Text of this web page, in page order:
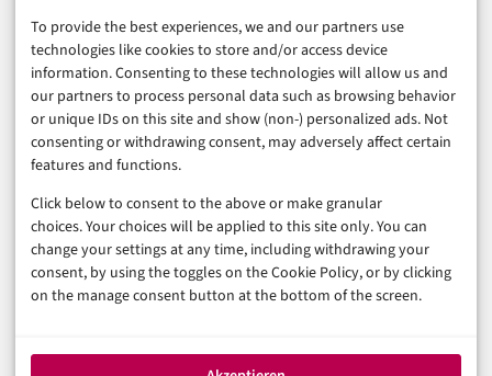
To provide the best experiences, we and our partners use
technologies like cookies to store and/or access device
information. Consenting to these technologies will allow us and
our partners to process personal data such as browsing behavior
or unique IDs on this site and show (non-) personalized ads. Not
consenting or withdrawing consent, may adversely affect certain
features and functions.
Click below to consent to the above or make granular
choices. Your choices will be applied to this site only. You can
change your settings at any time, including withdrawing your
consent, by using the toggles on the Cookie Policy, or by clicking
on the manage consent button at the bottom of the screen.
Business & Karriere
Sicherheit & Recht
Digitalisierung
Marketing
Magazin
Unsere Redaktion
Werbeformate & Media Kit
Rechtliches
Datenschutzerklärung (EU)